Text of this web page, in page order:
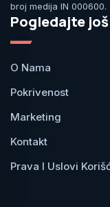
broj medija IN 000600.
Pogledajte
O Nama
Pokrivenost
Marketing
Kontakt
Prava I Uslovi